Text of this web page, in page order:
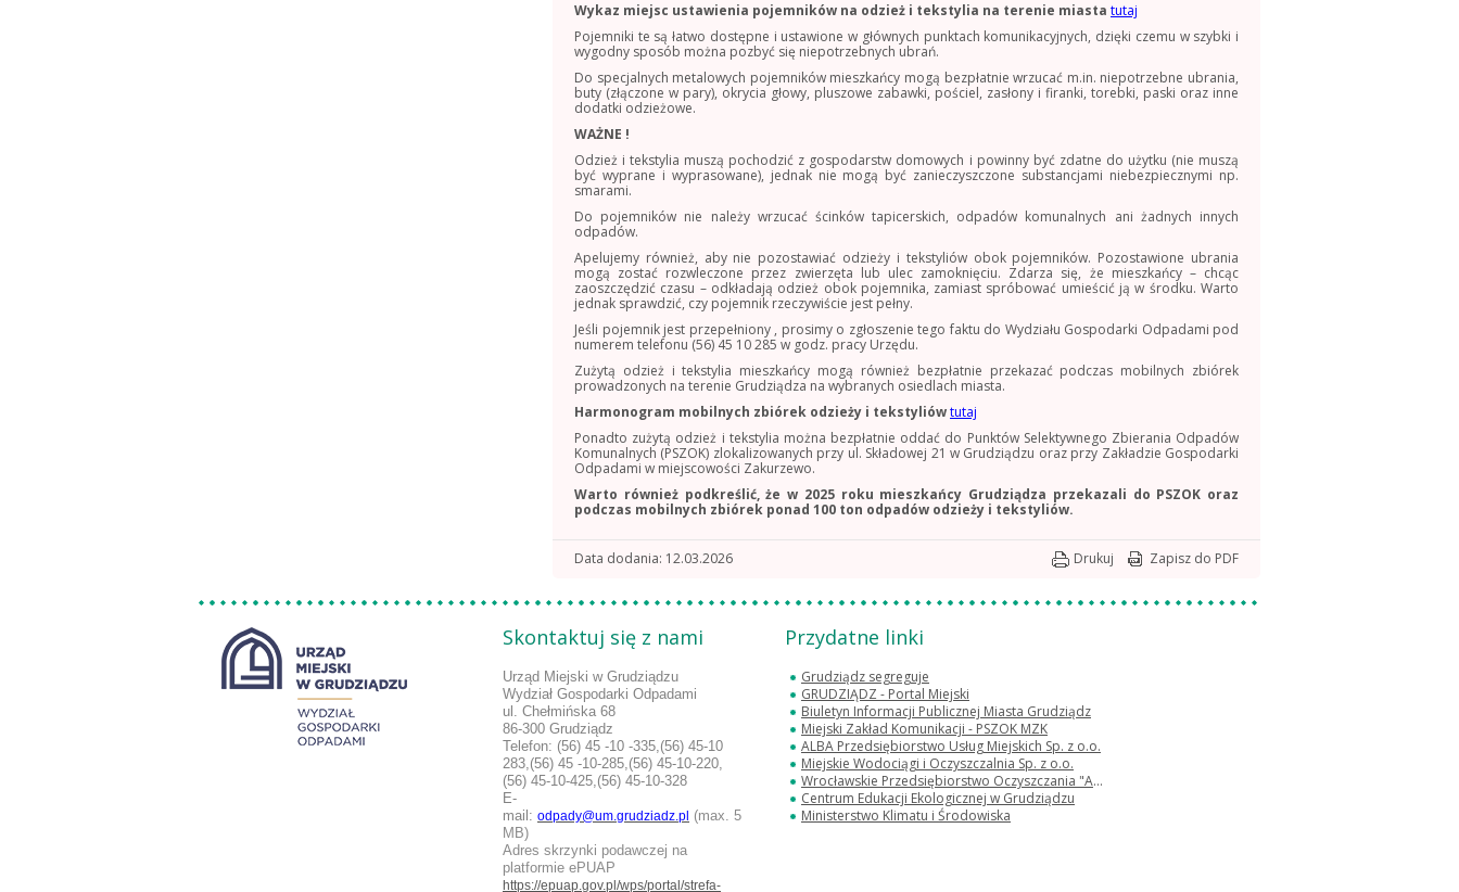
Wykaz miejsc ustawienia pojemników na odzież i tekstylia na terenie miasta tutaj
Pojemniki te są łatwo dostępne i ustawione w głównych punktach komunikacyjnych, dzięki czemu w szybki i
wygodny sposób można pozbyć się niepotrzebnych ubrań.
Do specjalnych metalowych pojemników mieszkańcy mogą bezpłatnie wrzucać m.in. niepotrzebne ubrania,
buty (złączone w pary), okrycia głowy, pluszowe zabawki, pościel, zasłony i firanki, torebki, paski oraz inne
dodatki odzieżowe.
WAŻNE !
Odzież i tekstylia muszą pochodzić z gospodarstw domowych i powinny być zdatne do użytku (nie muszą
być wyprane i wyprasowane), jednak nie mogą być zanieczyszczone substancjami niebezpiecznymi np.
smarami.
Do pojemników nie należy wrzucać ścinków tapicerskich, odpadów komunalnych ani żadnych innych
odpadów.
Apelujemy również, aby nie pozostawiać odzieży i tekstyliów obok pojemników. Pozostawione ubrania
mogą zostać rozwleczone przez zwierzęta lub ulec zamoknięciu. Zdarza się, że mieszkańcy – chcąc
zaoszczędzić czasu – odkładają odzież obok pojemnika, zamiast spróbować umieścić ją w środku. Warto
jednak sprawdzić, czy pojemnik rzeczywiście jest pełny.
Jeśli pojemnik jest przepełniony , prosimy o zgłoszenie tego faktu do Wydziału Gospodarki Odpadami pod
numerem telefonu (56) 45 10 285 w godz. pracy Urzędu.
Zużytą odzież i tekstylia mieszkańcy mogą również bezpłatnie przekazać podczas mobilnych zbiórek
prowadzonych na terenie Grudziądza na wybranych osiedlach miasta.
Harmonogram mobilnych zbiórek odzieży i tekstyliówtutaj
Ponadto zużytą odzież i tekstylia można bezpłatnie oddać do Punktów Selektywnego Zbierania Odpadów
Komunalnych (PSZOK) zlokalizowanych przy ul. Składowej 21 w Grudziądzu oraz przy Zakładzie Gospodarki
Odpadami w miejscowości Zakurzewo.
Warto również podkreślić, że w 2025 roku mieszkańcy Grudziądza przekazali do PSZOK oraz
podczas mobilnych zbiórek ponad 100 ton odpadów odzieży i tekstyliów.
Data dodania 12.03.2026 Drukuj Zapisz do PDF
Skontaktuj się z nami
Urząd Miejski w Grudziądzu
Wydział Gospodarki Odpadami
ul. Chełmińska 68
86-300 Grudziądz
Telefon: (56) 45 -10 -335,(56) 45-10
283,(56) 45 -10-285,(56) 45-10-220,
(56) 45-10-425,(56) 45-10-328
E-
mail: odpady@um.grudziadz.pl (max. 5
MB)
Adres skrzynki podawczej na
platformie ePUAP
https://epuap.gov.pl/wps/portal/strefa-
Przydatne linki
Grudziądz segreguje
GRUDZIĄDZ - Portal Miejski
Biuletyn Informacji Publicznej Miasta Grudziądz
Miejski Zakład Komunikacji - PSZOK MZK
ALBA Przedsiębiorstwo Usług Miejskich Sp. z o.o.
Miejskie Wodociągi i Oczyszczalnia Sp. z o.o.
Wrocławskie Przedsiębiorstwo Oczyszczania "ALBA" S.A.
Centrum Edukacji Ekologicznej w Grudziądzu
Ministerstwo Klimatu i Środowiska